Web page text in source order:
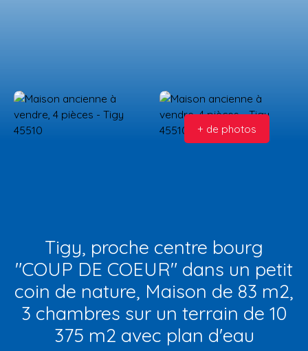
Estimation
+ de photos
Tigy, proche centre bourg
"COUP DE COEUR" dans un petit
coin de nature, Maison de 83 m2,
3 chambres sur un terrain de 10
375 m2 avec plan d'eau